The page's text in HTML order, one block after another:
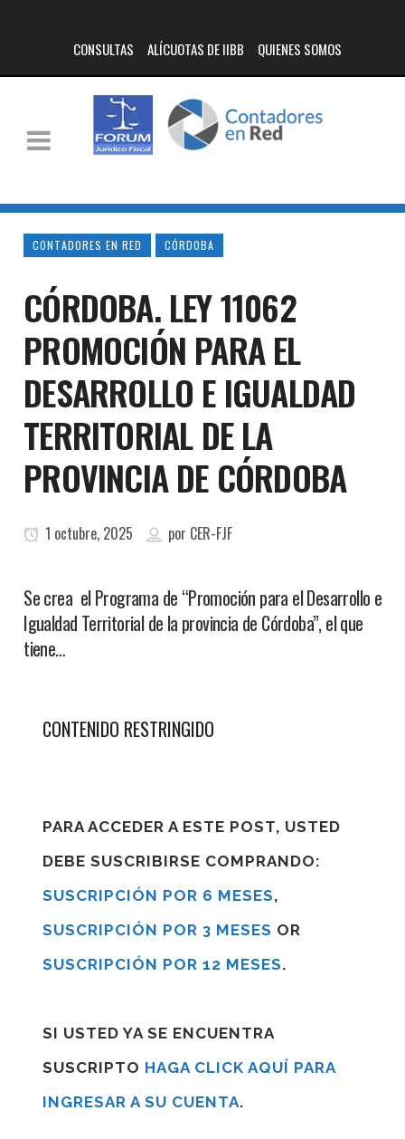
CONSULTAS ALÍCUOTAS DE IIBB QUIENES SOMOS
CONTADORES EN RED CÓRDOBA
CÓRDOBA. LEY 11062
PROMOCIÓN PARA EL
DESARROLLO E IGUALDAD
TERRITORIAL DE LA
PROVINCIA DE CÓRDOBA
1 octubre, 2025 por CER-FJF
Se crea el Programa de “Promoción para el Desarrollo e
Igualdad Territorial de la provincia de Córdoba”, el que
tiene…
CONTENIDO RESTRINGIDO
PARA ACCEDER A ESTE POST, USTED
DEBE SUSCRIBIRSE COMPRANDO:
SUSCRIPCIÓN POR 6 MESES,
SUSCRIPCIÓN POR 3 MESES OR
SUSCRIPCIÓN POR 12 MESES.
SI USTED YA SE ENCUENTRA
SUSCRIPTO HAGA CLICK AQUÍ PARA
INGRESAR A SU CUENTA.